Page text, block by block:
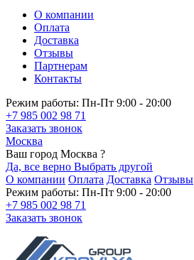
О компании
Оплата
Доставка
Отзывы
Партнерам
Контакты
Режим работы: Пн-Пт 9:00 - 20:00
+7 985 002 98 71
Заказать звонок
Москва
Ваш город Москва ?
Да, все верно Выбрать другой
О компании Оплата Доставка Отзывы
Режим работы: Пн-Пт 9:00 - 20:00
+7 985 002 98 71
Заказать звонок